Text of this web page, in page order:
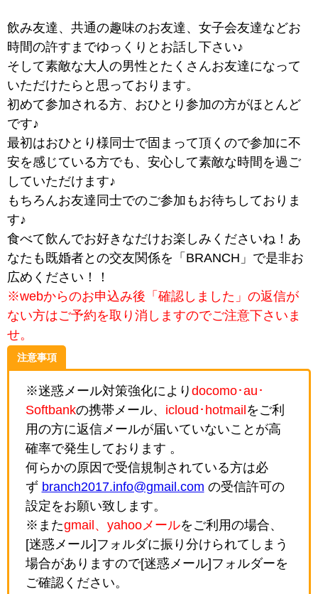
飲み友達、共通の趣味のお友達、女子会友達などお
時間の許すまでゆっくりとお話し下さい♪
そして素敵な大人の男性とたくさんお友達になって
いただけたらと思っております。
初めて参加される方、おひとり参加の方がほとんど
です♪
最初はおひとり様同士で固まって頂くので参加に不
安を感じている方でも、安心して素敵な時間を過ご
していただけます♪
もちろんお友達同士でのご参加もお待ちしておりま
す♪
食べて飲んでお好きなだけお楽しみくださいね！あ
なたも既婚者との交友関係を「BRANCH」で是非お
広めください！！
※webからのお申込み後「確認しました」の返信が
ない方はご予約を取り消しますのでご注意下さいま
せ。
注意事項
※迷惑メール対策強化により docomo･au･
Softbankの携帯メール、 icloud･hotmail をご利
用の方に返信メールが届いていないことが高
確率で発生しております 。
何らかの原因で受信規制されている方は必
ず branch2017.info@gmail.com の受信許可の
設定をお願い致します。
※またgmail、yahooメールをご利用の場合、
[迷惑メール]フォルダに振り分けられてしまう
場合がありますので[迷惑メール]フォルダーを
ご確認ください。